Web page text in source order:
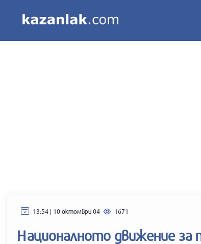
13:54 | 10 октомври 04 1671
Националното движение за